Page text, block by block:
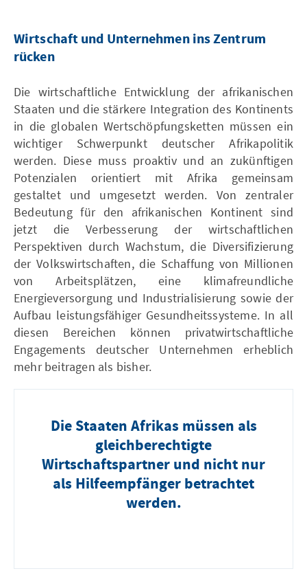
Wirtschaft und Unternehmen ins Zentrum
rücken
Die wirtschaftliche Entwicklung der afrikanischen
Staaten und die stärkere Integration des Kontinents
in die globalen Wertschöpfungsketten müssen ein
wichtiger Schwerpunkt deutscher Afrikapolitik
werden. Diese muss proaktiv und an zukünftigen
Potenzialen orientiert mit Afrika gemeinsam
gestaltet und umgesetzt werden. Von zentraler
Bedeutung für den afrikanischen Kontinent sind
jetzt die Verbesserung der wirtschaftlichen
Perspektiven durch Wachstum, die Diversifizierung
der Volkswirtschaften, die Schaffung von Millionen
von Arbeitsplätzen, eine klimafreundliche
Energieversorgung und Industrialisierung sowie der
Aufbau leistungsfähig er Gesundheitssystem e. In all
diesen Bereichen können privatwirtschaftliche
Engagements deutscher Unternehmen erheblich
mehr beitragen als bisher.
Die Staaten Afrikas müssen als
gleichberechtigte
Wirtschaftspartner und nicht nur
als Hilfeempfänger betrachtet
werden.